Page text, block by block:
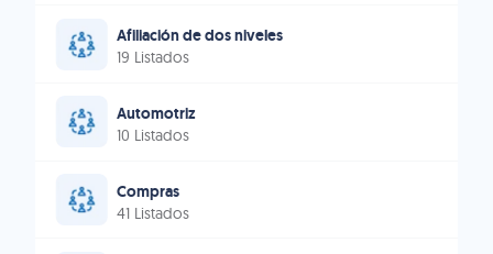
Afiliación de dos niveles
19 Listados
Automotriz
10 Listados
Compras
41 Listados